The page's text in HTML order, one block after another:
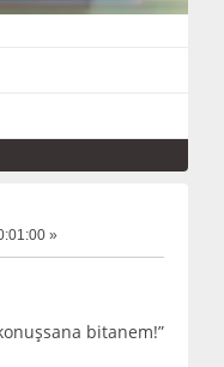
»
bitanem!”